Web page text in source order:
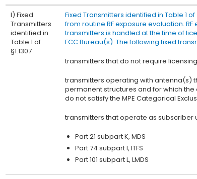
I) Fixed
Transmitters
identified in
Table 1 of
§1.1307
Fixed Transmitters identified in Table 1
from routine RF exposure evaluation.
transmitters is handled at the time of
FCC Bureau(s). The following fixed
transmitters that do not require licensing
transmitters operating with antenna(s)
permanent structures and for which
do not satisfy the MPE Categorical
transmitters that operate as subscriber
Part 21 subpart K, MDS
Part 74 subpart I, ITFS
Part 101 subpart L, LMDS